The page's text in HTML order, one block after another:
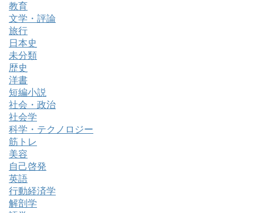
教育
文学・評論
旅行
日本史
未分類
歴史
洋書
短編小説
社会・政治
社会学
科学・テクノロジー
筋トレ
美容
自己啓発
英語
行動経済学
解剖学